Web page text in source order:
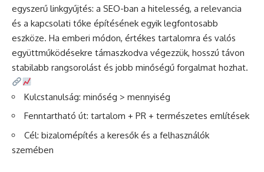
egyszerű linkgyűjtés: a SEO-ban a hitelesség, a relevancia
és a kapcsolati tőke építésének egyik legfontosabb
eszköze. Ha emberi módon, értékes tartalomra és valós
együttműködésekre támaszkodva végezzük, hosszú távon
stabilabb rangsorolást és jobb minőségű forgalmat hozhat.
Kulcstanulság: minőség > mennyiség
Fenntartható út: tartalom + PR + természetes említések
Cél: bizalomépítés a keresők és a felhasználók
szemében